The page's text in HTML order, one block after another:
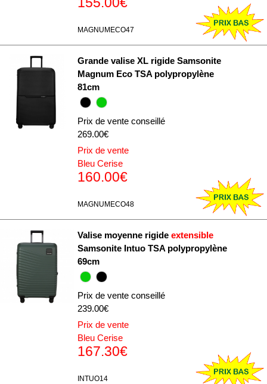
MAGNUMECO47
Grande valise XL rigide Samsonite
Magnum Eco TSA polypropylène
81cm
Prix de vente conseillé
269.00€
Prix de vente
Bleu Cerise
160.00€
MAGNUMECO48
Valise moyenne rigide extensible
Samsonite Intuo TSA polypropylène
69cm
Prix de vente conseillé
239.00€
Prix de vente
Bleu Cerise
167.30€
INTUO14